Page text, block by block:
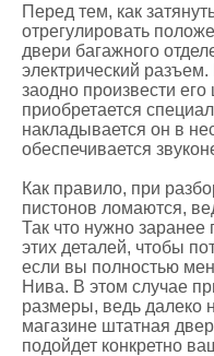
Перед тем, как
отрегулировать
двери багажного
электрический
заодно произвести
приобретается
накладывается он в
обеспечивается
Как правило, при
пистонов ломаются,
Так что нужно заранее
этих деталей, чтобы
если вы полностью
Нива. В этом случае
размеры, ведь далеко
магазине штатная
подойдет конкретно